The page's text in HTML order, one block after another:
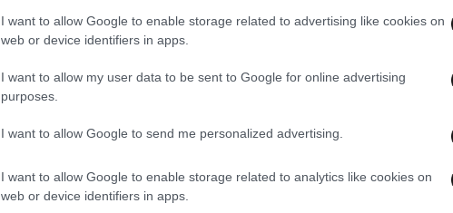
I want to allow Google to enable storage related to advertising like cookies on
web or device identifiers in apps.
I want to allow my user data to be sent to Google for online advertising
purposes.
I want to allow Google to send me personalized advertising.
I want to allow Google to enable storage related to analytics like cookies on
web or device identifiers in apps.